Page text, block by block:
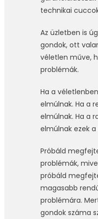
technikai
Az üzletben is
gondok, ott
véletlen műve,
problémák.
Ha a
elmúlnak. Ha a
elmúlnak. Ha a
elmúlnak ezek a
Próbáld
problémák,
próbáld
magasabb
problémára.
gondok száma